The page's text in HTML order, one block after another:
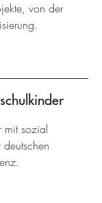
von der
mit sozial